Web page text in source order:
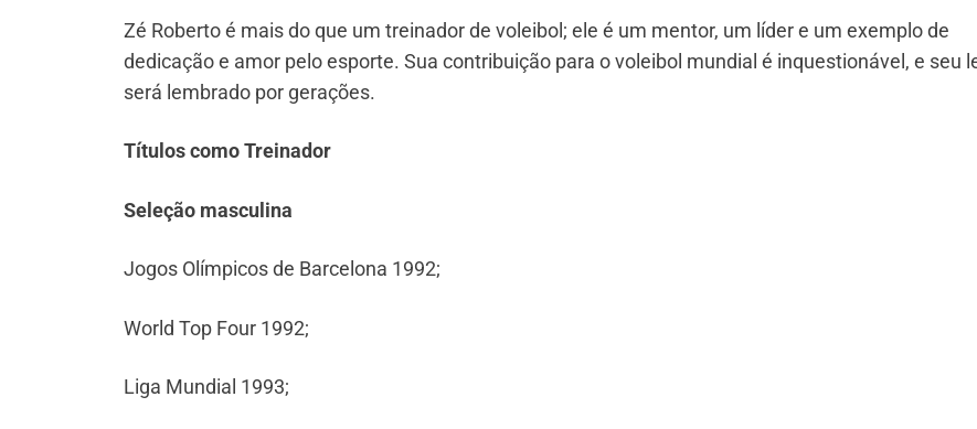
Zé Roberto é mais do que um treinador de voleibol; ele é um mentor, um líder e um exemplo de
dedicação e amor pelo esporte. Sua contribuição para o voleibol mundial é inquestionável, e seu
será lembrado por gerações.
Títulos como Treinador
Seleção masculina
Jogos Olímpicos de Barcelona 1992;
World Top Four 1992;
Liga Mundial 1993;